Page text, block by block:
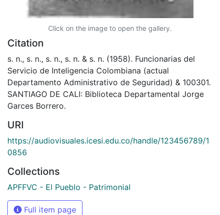
Click on the image to open the gallery.
Citation
s. n., s. n., s. n., s. n. & s. n. (1958). Funcionarias del
Servicio de Inteligencia Colombiana (actual
Departamento Administrativo de Seguridad) & 100301.
SANTIAGO DE CALI: Biblioteca Departamental Jorge
Garces Borrero.
URI
https://audiovisuales.icesi.edu.co/handle/123456789/1
0856
Collections
APFFVC - El Pueblo - Patrimonial
Full item page